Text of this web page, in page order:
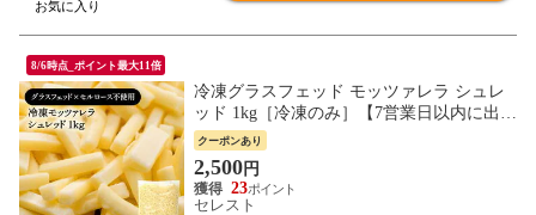
8/6時点_ポイント最大11倍
冷凍グラスフェッド モッツァレラ シュレ
ッド 1kg［冷凍のみ］【7営業日以内に出
荷】[D]
クーポンあり
2,500円
23
セレスト